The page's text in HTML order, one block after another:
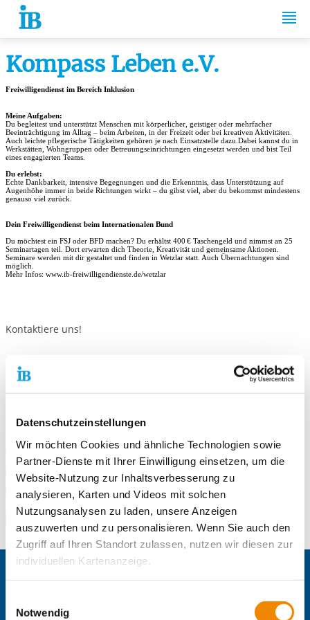
Datenschutzeinstellungen
Wir möchten Cookies und ähnliche Technologien sowie
Partner-Dienste mit Ihrer Einwilligung einsetzen, um die
Website-Nutzung zur Inhaltsverbesserung zu
analysieren, Karten und Videos mit solchen
Nutzungsanalysen zu laden, unsere Anzeigen
auszuwerten und zu personalisieren. Wenn Sie auch den
Zugriff auf Ihren Standort zulassen, nutzen wir diesen zur
individuellen Kartenanzeige.
unsere Partner Daten wie Ihre IP-Adresse und
Notwendig
Springe zum Inhalt
Kompass Leben e.V.
Freiwilligendienst im Bereich Inklusion
Meine Aufgaben:
Du begleitest und unterstützt Menschen mit körperlicher, geistiger oder mehrfacher
Beeinträchtigung im Alltag – beim Arbeiten, in der Freizeit oder bei kreativen Aktivitäten.
Auch leichte pflegerische Tätigkeiten gehören je nach Einsatzstelle dazu.Dabei kannst du in
Werkstätten, Wohngruppen oder Betreuungseinrichtungen eingesetzt werden und bist Teil
eines engagierten Teams.
Du erlebst:
Echte Dankbarkeit, intensive Begegnungen und die Erkenntnis, dass Unterstützung auf
Augenhöhe immer in beide Richtungen wirkt – du gibst viel, aber du bekommst mindestens
genauso viel zurück.
Dein Freiwilligendienst beim Internationalen Bund
Du möchtest ein FSJ oder BFD machen? Du erhältst 400 € Taschengeld und nimmst an 25
Seminartagen teil. Dort erwarten dich Theorie, Kreativität und gemeinsame Aktionen.
Seminare werden mit dir gestaltet und finden in Wetzlar statt. Auch Übernachtungen sind
möglich.
Mehr Infos: www.ib-freiwilligendienste.de/wetzlar
Kontaktiere uns!
Standort
Bergstr. 31
Telefonnummer
0 6441 44 59-230
0 6441 44 59-220
E-Mail an Freiwilligendienste Mittelhessen / Wetzlar
E-Mail schreiben
Zum Standort
Zentrale IB-Websites: